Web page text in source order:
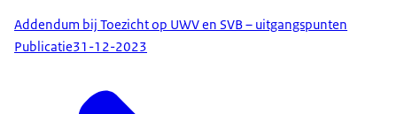
Addendum bij Toezicht op UWV en SVB – uitgangspunten
Publicatie31-12-2023